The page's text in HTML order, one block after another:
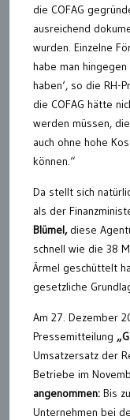
die COFAG
ausreichend
wurden. Einzelne
habe man
haben‘, so die RH-
die COFAG hätte
werden müssen,
auch ohne hohe
können.“
Da stellt sich
als der
Blümel,diese
schnell wie die 38
Ärmel geschüttelt
gesetzliche
Am 27. Dezember
Pressemitteilung
Umsatzersatz der
Betriebe im
angenommen: Bis
Unternehmen bei